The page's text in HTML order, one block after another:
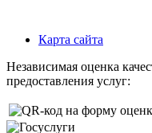
Карта сайта
Независимая оценка
предоставления услуг: